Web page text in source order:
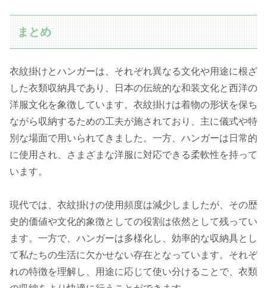
まとめ
衣紋掛けとハンガーは、それぞれ異なる文化や用途に根ざ
した衣類収納具であり、日本の伝統的な和装文化と西洋の
洋服文化を象徴しています。衣紋掛けは着物の形状を保ち
ながら収納するための工夫が施されており、主に儀式や特
別な場面で用いられてきました。一方、ハンガーは日常的
に使用され、さまざまな洋服に対応できる柔軟性を持って
います。
現代では、衣紋掛けの使用頻度は減少しましたが、その歴
史的価値や文化的象徴としての役割は依然として残ってい
ます。一方で、ハンガーは多様化し、効率的な収納具とし
て私たちの生活に欠かせない存在となっています。それぞ
れの特徴を理解し、用途に応じて使い分けることで、衣類